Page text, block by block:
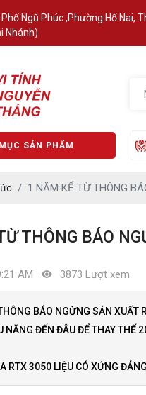
Ngũ Phúc ,Phường Hố Nai,
Nhánh)
SẢN PHẨM
1 NĂM KỂ TỪ THÔNG
THÔNG BÁO
AM 3873 Lượt xem
BÁO NGỪNG SẢN
NĂNG ĐẾN ĐÂU ĐỂ THAY THẾ
RTX 3050 LIỆU CÓ XỨNG